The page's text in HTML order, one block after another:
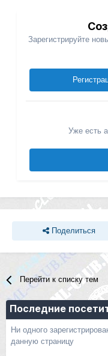
Зарегистрируйте
Уже есть
Поделиться
Перейти к списку тем
Последние
Ни одного
данную страницу